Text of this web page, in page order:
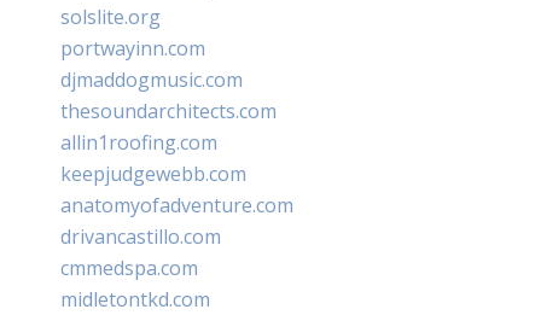
solslite.org
portwayinn.com
djmaddogmusic.com
thesoundarchitects.com
allin1roofing.com
keepjudgewebb.com
anatomyofadventure.com
drivancastillo.com
cmmedspa.com
midletontkd.com